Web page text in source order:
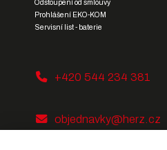
Odstoupení od smlouvy
Prohlášení EKO-KOM
Servisní list - baterie
+420 544 234 381
objednavky@herz.cz